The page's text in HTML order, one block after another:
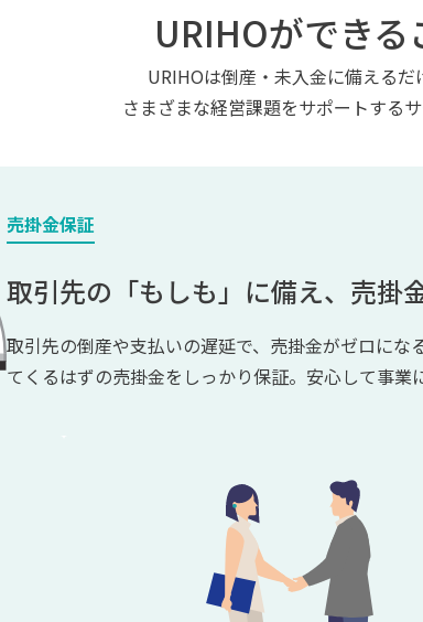
URIHOができる
URIHOは倒産・未入金に備えるだ
さまざまな経営課題をサポートする
売掛金保証
取引先の「もしも」に備え、売掛
取引先の倒産や支払いの遅延で、売掛金がゼロに
てくるはずの売掛金をしっかり保証。安心して事業